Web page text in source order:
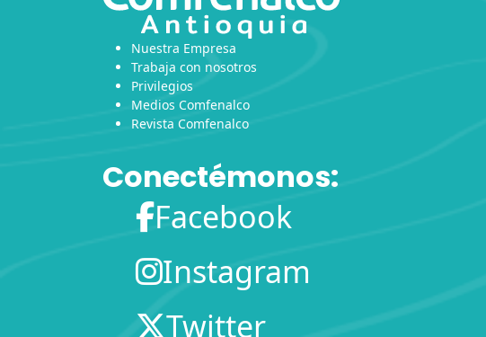
Nuestra Empresa
Trabaja con nosotros
Privilegios
Medios Comfenalco
Revista Comfenalco
Conectémonos:
Facebook
Instagram
Twitter